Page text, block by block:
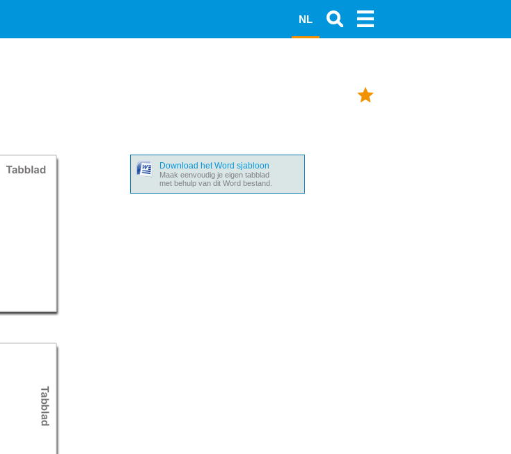
NL
Download het Word sjabloon
Maak eenvoudig je eigen tabblad
met behulp van dit Word bestand.